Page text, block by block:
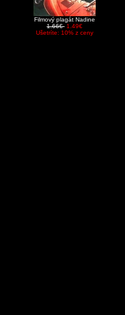
Filmový plagát Nadine
1.66€ 1.49€
Ušetríte: 10% z ceny